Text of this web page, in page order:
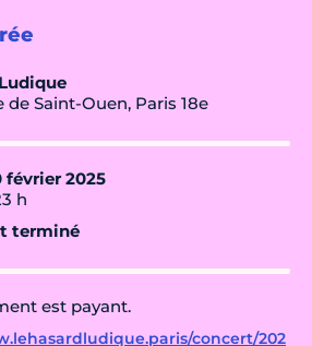
de Saint-Ouen, Paris 18e
février 2025
h
terminé
est payant.
concert/202